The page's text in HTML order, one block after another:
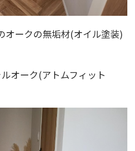
オークの無垢材(オイル塗装)
オーク(アトムフィット